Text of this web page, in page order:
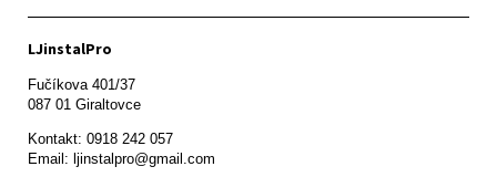
LJinstalPro
Fučíkova 401/37
087 01 Giraltovce
Kontakt: 0918 242 057
Email: ljinstalpro@gmail.com